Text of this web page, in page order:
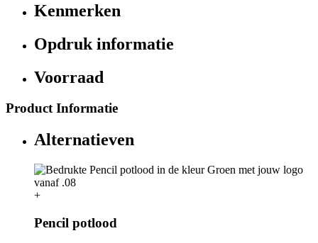
Kenmerken
Opdruk informatie
Voorraad
Product Informatie
Alternatieven
+
Pencil potlood